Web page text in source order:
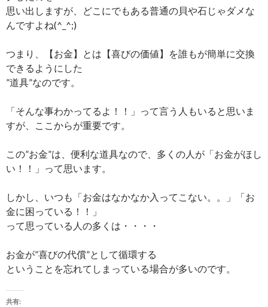
思い出しますが、どこにでもある普通の貝や石じゃダメな
んですよね(^_^;)
つまり、【お金】とは【喜びの価値】を誰もが簡単に交換
できるようにした
”道具”なのです。
「そんな事わかってるよ！！」って言う人もいると思いま
すが、ここからが重要です。
この”お金”は、便利な道具なので、多くの人が「お金がほし
い！！」って思います。
しかし、いつも「お金はなかなか入ってこない。。」「お
金に困っている！！」
って思っている人の多くは・・・・
お金が”喜びの代償”として循環する
ということを忘れてしまっている場合が多いのです。
共有: